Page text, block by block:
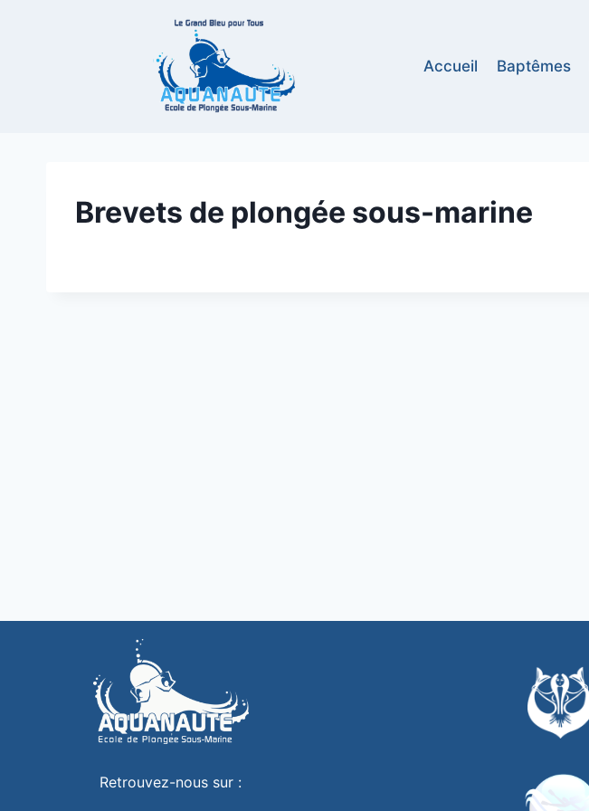
Accueil Baptêmes
Brevets de plongée sous-marine
Retrouvez-nous sur :